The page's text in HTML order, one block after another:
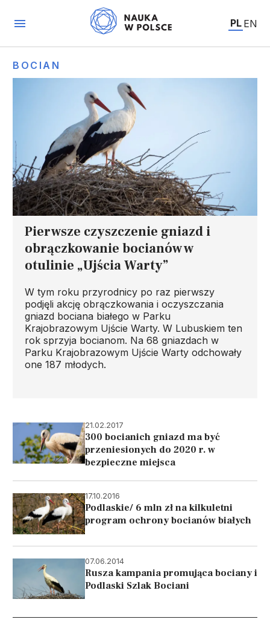
PL EN
BOCIAN
Pierwsze czyszczenie gniazd i
obrączkowanie bocianów w
otulinie „Ujścia Warty”
W tym roku przyrodnicy po raz pierwszy
podjęli akcję obrączkowania i oczyszczania
gniazd bociana białego w Parku
Krajobrazowym Ujście Warty. W Lubuskiem ten
rok sprzyja bocianom. Na 68 gniazdach w
Parku Krajobrazowym Ujście Warty odchowały
one 187 młodych.
21.02.2017
300 bocianich gniazd ma być
przeniesionych do 2020 r. w
bezpieczne miejsca
17.10.2016
Podlaskie/ 6 mln zł na kilkuletni
program ochrony bocianów białych
07.06.2014
Rusza kampania promująca bociany i
Podlaski Szlak Bociani